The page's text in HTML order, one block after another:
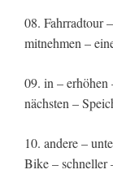
08. Fahrradtour
mitnehmen –
09. in –
nächsten –
10. andere –
Bike – schneller